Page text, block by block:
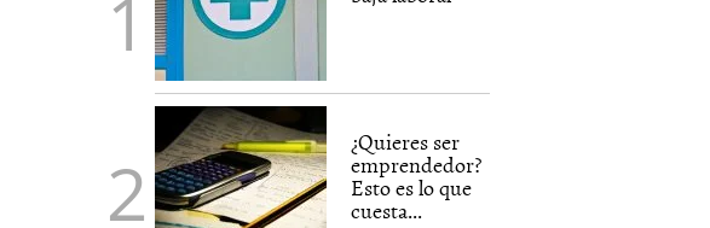
¿Quieres ser
emprendedor?
Esto es lo que
cuesta...